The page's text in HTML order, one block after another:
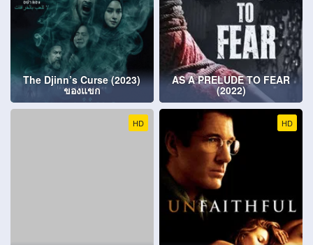
The Djinn’s Curse (2023)
ของแขก
AS A PRELUDE TO FEAR
(2022)
HD HD